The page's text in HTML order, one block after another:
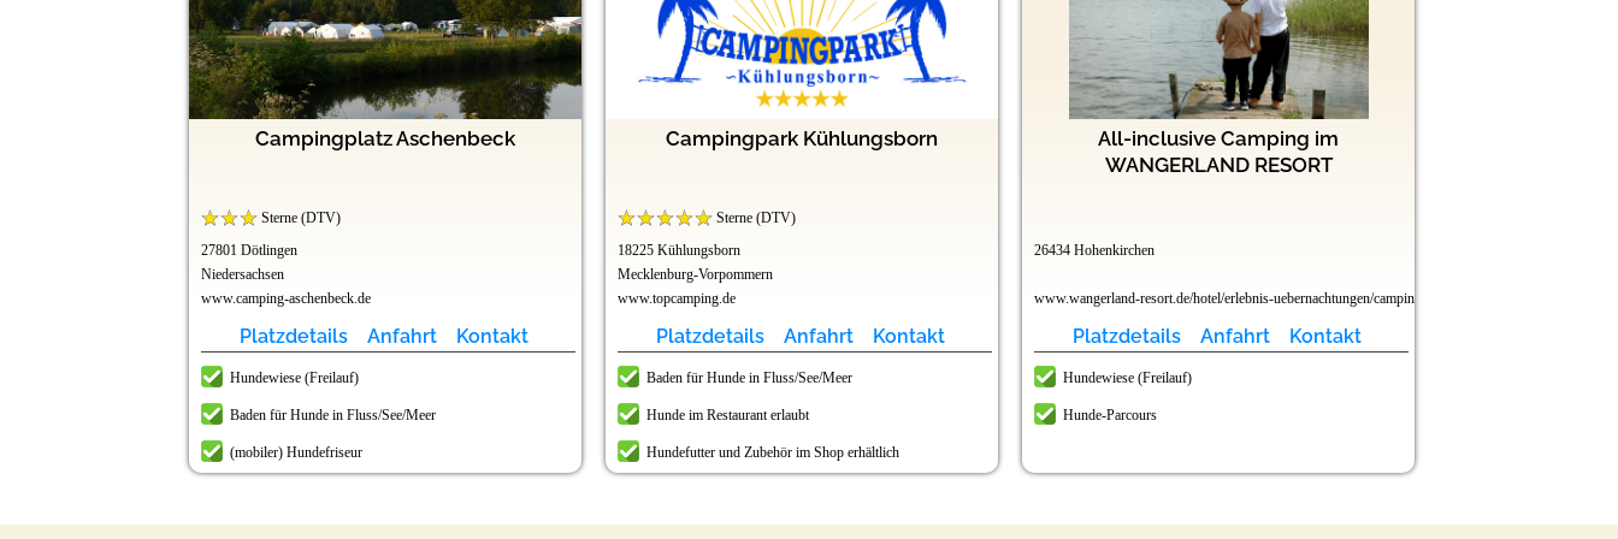
Campingplatz Aschenbeck
Sterne (DTV)
27801 Dötlingen
Niedersachsen
www.camping-aschenbeck.de
Platzdetails Anfahrt Kontakt
Hundewiese (Freilauf)
Baden für Hunde in Fluss/See/Meer
(mobiler) Hundefriseur
Campingpark Kühlungsborn
Sterne (DTV)
18225 Kühlungsborn
Mecklenburg-Vorpommern
www.topcamping.de
Platzdetails Anfahrt Kontakt
Baden für Hunde in Fluss/See/Meer
Hunde im Restaurant erlaubt
Hundefutter und Zubehör im Shop erhältlich
All-inclusive Camping im
WANGERLAND RESORT
26434 Hohenkirchen
www.wangerland-resort.de/hotel/erlebnis-uebernachtungen/camping/
Platzdetails Anfahrt Kontakt
Hundewiese (Freilauf)
Hunde-Parcours